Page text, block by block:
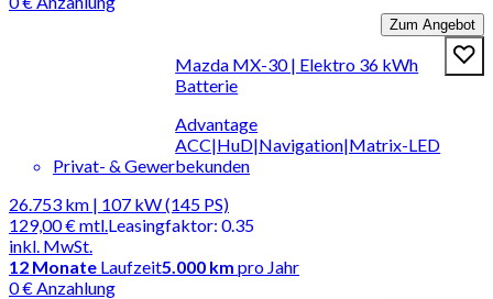
Zum Angebot
Mazda MX-30 | Elektro 36 kWh
Batterie
Advantage
ACC|HuD|Navigation|Matrix-LED
Privat- & Gewerbekunden
26.753 km | 107 kW (145 PS)
129,00 €mtl.
inkl. MwSt.
Leasingfaktor: 0.35
12 Monate Laufzeit5.000 km pro Jahr
0 € Anzahlung